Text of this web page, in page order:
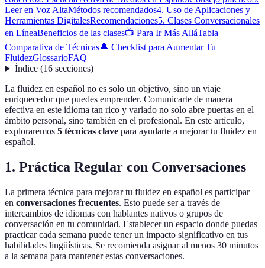
Leer en Voz AltaMétodos recomendados4. Uso de Aplicaciones y
Herramientas DigitalesRecomendaciones5. Clases Conversacionales
en LíneaBeneficios de las clases📺 Para Ir Más AlláTabla
Comparativa de Técnicas🔔 Checklist para Aumentar Tu
FluidezGlossarioFAQ
Índice(16 secciones)
La fluidez en español no es solo un objetivo, sino un viaje
enriquecedor que puedes emprender. Comunicarte de manera
efectiva en este idioma tan rico y variado no solo abre puertas en el
ámbito personal, sino también en el profesional. En este artículo,
exploraremos 5 técnicas clave para ayudarte a mejorar tu fluidez en
español.
1. Práctica Regular con Conversaciones
La primera técnica para mejorar tu fluidez en español es participar
en conversaciones frecuentes. Esto puede ser a través de
intercambios de idiomas con hablantes nativos o grupos de
conversación en tu comunidad. Establecer un espacio donde puedas
practicar cada semana puede tener un impacto significativo en tus
habilidades lingüísticas. Se recomienda asignar al menos 30 minutos
a la semana para mantener estas conversaciones.